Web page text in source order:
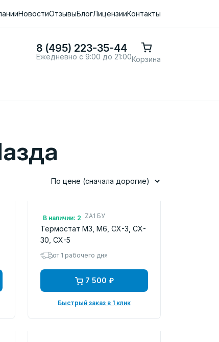
НовостиОтзывыБлогЛицензииКонтакты
8 (495) 223-35-44
Ежедневно с 9:00 до 21:00Корзина
По цене (сначала дорогие)
В наличии: 2
Арт.: PYFD1516ZA1 БУ
Термостат M3, M6, CX-3, CX-
30, CX-5
от 1 рабочего дня
7 500 ₽
Быстрый заказ в 1 клик